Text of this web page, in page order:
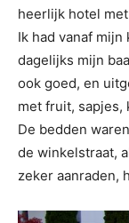
heerlijk hotel
Ik had vanaf
dagelijks mijn
ook goed, en
met fruit, sapjes,
De bedden
de winkelstraat,
zeker aanraden,